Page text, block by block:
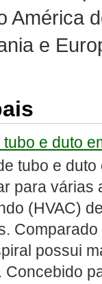
América
e
e duto
tubo e
para várias
(HVAC)
possui
Concebido